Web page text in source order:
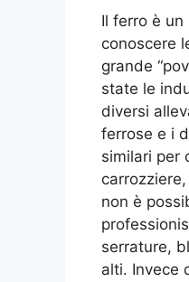
Il ferro è
conoscere
grande
state le
diversi
ferrose e i
similari per
non è
serrature,
alti. Invece